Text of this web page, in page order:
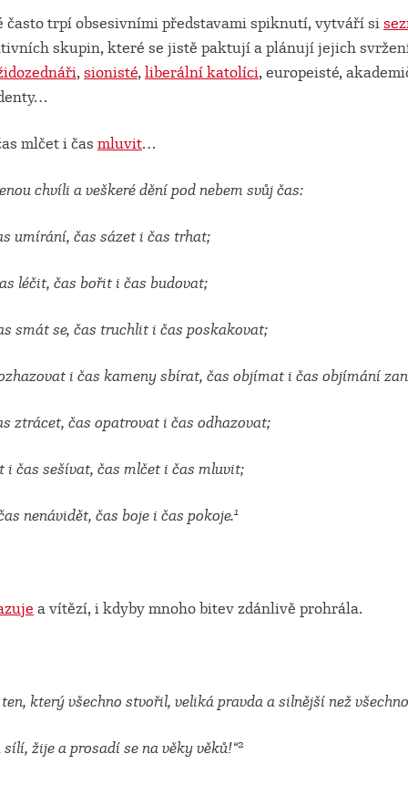
často trpí obsesivními představami spiknutí, vytváří si
skupin, které se jistě paktují a plánují jejich
,sionisté,liberální katolíci, europeisté,
mlčet i čas mluvit…
chvíli a veškeré dění pod nebem svůj čas:
umírání, čas sázet i čas trhat;
léčit, čas bořit i čas budovat;
smát se, čas truchlit i čas poskakovat;
i čas kameny sbírat, čas objímat i čas objímání
ztrácet, čas opatrovat i čas odhazovat;
i čas sešívat, čas mlčet i čas mluvit;
nenávidět, čas boje i čas pokoje.1
a vítězí, i kdyby mnoho bitev zdánlivě prohrála.
který všechno stvořil, veliká pravda a silnější než
žije a prosadí se na věky věků!“2